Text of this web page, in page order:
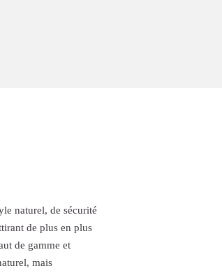
naturel, de sécurité
de plus en plus
de gamme et
mais